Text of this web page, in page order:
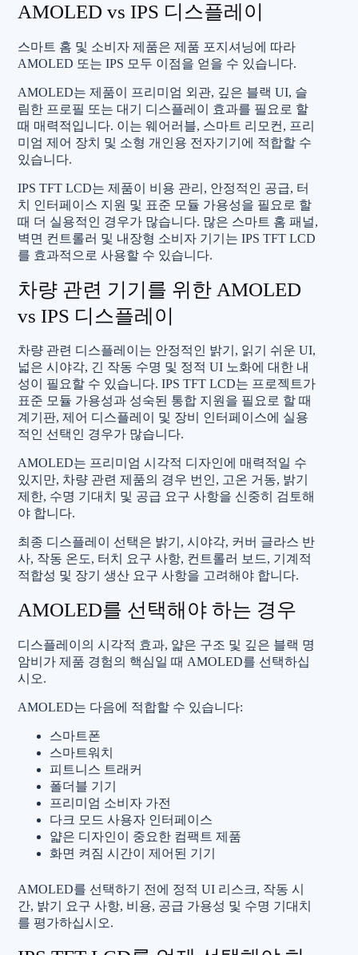
AMOLED vs IPS 디스플레이
스마트 홈 및 소비자 제품은 제품 포지셔닝에 따라
AMOLED 또는 IPS 모두 이점을 얻을 수 있습니다.
AMOLED는 제품이 프리미엄 외관, 깊은 블랙 UI, 슬
림한 프로필 또는 대기 디스플레이 효과를 필요로 할
때 매력적입니다. 이는 웨어러블, 스마트 리모컨, 프리
미엄 제어 장치 및 소형 개인용 전자기기에 적합할 수
있습니다.
IPS TFT LCD는 제품이 비용 관리, 안정적인 공급, 터
치 인터페이스 지원 및 표준 모듈 가용성을 필요로 할
때 더 실용적인 경우가 많습니다. 많은 스마트 홈 패널,
벽면 컨트롤러 및 내장형 소비자 기기는 IPS TFT LCD
를 효과적으로 사용할 수 있습니다.
차량 관련 기기를 위한 AMOLED
vs IPS 디스플레이
차량 관련 디스플레이는 안정적인 밝기, 읽기 쉬운 UI,
넓은 시야각, 긴 작동 수명 및 정적 UI 노화에 대한 내
성이 필요할 수 있습니다. IPS TFT LCD는 프로젝트가
표준 모듈 가용성과 성숙된 통합 지원을 필요로 할 때
계기판, 제어 디스플레이 및 장비 인터페이스에 실용
적인 선택인 경우가 많습니다.
AMOLED는 프리미엄 시각적 디자인에 매력적일 수
있지만, 차량 관련 제품의 경우 번인, 고온 거동, 밝기
제한, 수명 기대치 및 공급 요구 사항을 신중히 검토해
야 합니다.
최종 디스플레이 선택은 밝기, 시야각, 커버 글라스 반
사, 작동 온도, 터치 요구 사항, 컨트롤러 보드, 기계적
적합성 및 장기 생산 요구 사항을 고려해야 합니다.
AMOLED를 선택해야 하는 경우
디스플레이의 시각적 효과, 얇은 구조 및 깊은 블랙 명
암비가 제품 경험의 핵심일 때 AMOLED를 선택하십
시오.
AMOLED는 다음에 적합할 수 있습니다:
스마트폰
스마트워치
피트니스 트래커
폴더블 기기
프리미엄 소비자 가전
다크 모드 사용자 인터페이스
얇은 디자인이 중요한 컴팩트 제품
화면 켜짐 시간이 제어된 기기
AMOLED를 선택하기 전에 정적 UI 리스크, 작동 시
간, 밝기 요구 사항, 비용, 공급 가용성 및 수명 기대치
를 평가하십시오.